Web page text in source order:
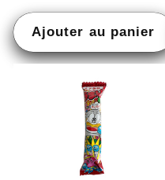
habituel
Ajouter au panier